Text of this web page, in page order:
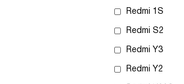
Redmi 1S
Redmi S2
Redmi Y3
Redmi Y2